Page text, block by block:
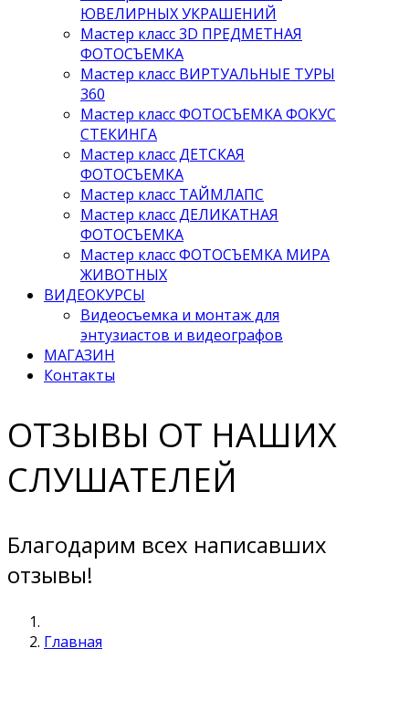
ЮВЕЛИРНЫХ УКРАШЕНИЙ
Мастер класс 3D ПРЕДМЕТНАЯ
ФОТОСЪЕМКА
Мастер класс ВИРТУАЛЬНЫЕ ТУРЫ
360
Мастер класс ФОТОСЪЕМКА ФОКУС
СТЕКИНГА
Мастер класс ДЕТСКАЯ
ФОТОСЪЕМКА
Мастер класс ТАЙМЛАПС
Мастер класс ДЕЛИКАТНАЯ
ФОТОСЪЕМКА
Мастер класс ФОТОСЪЕМКА МИРА
ЖИВОТНЫХ
ВИДЕОКУРСЫ
Видеосъемка и монтаж для
энтузиастов и видеографов
МАГАЗИН
Контакты
ОТЗЫВЫ ОТ НАШИХ
СЛУШАТЕЛЕЙ
Благодарим всех написавших
отзывы!
Главная